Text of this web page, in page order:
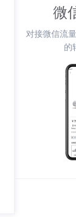
微
对接微信流
的